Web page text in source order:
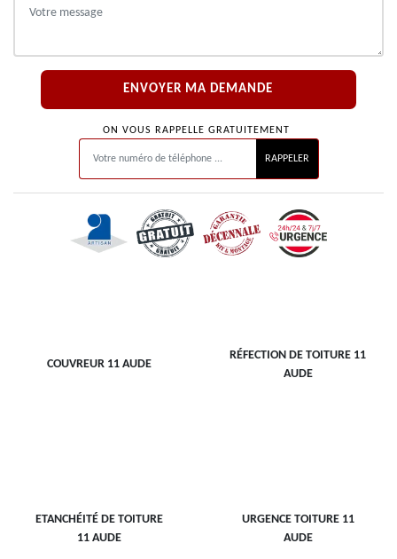
ON VOUS RAPPELLE GRATUITEMENT
COUVREUR 11 AUDE
RÉFECTION DE TOITURE 11
AUDE
ETANCHÉITÉ DE TOITURE
11 AUDE
URGENCE TOITURE 11
AUDE